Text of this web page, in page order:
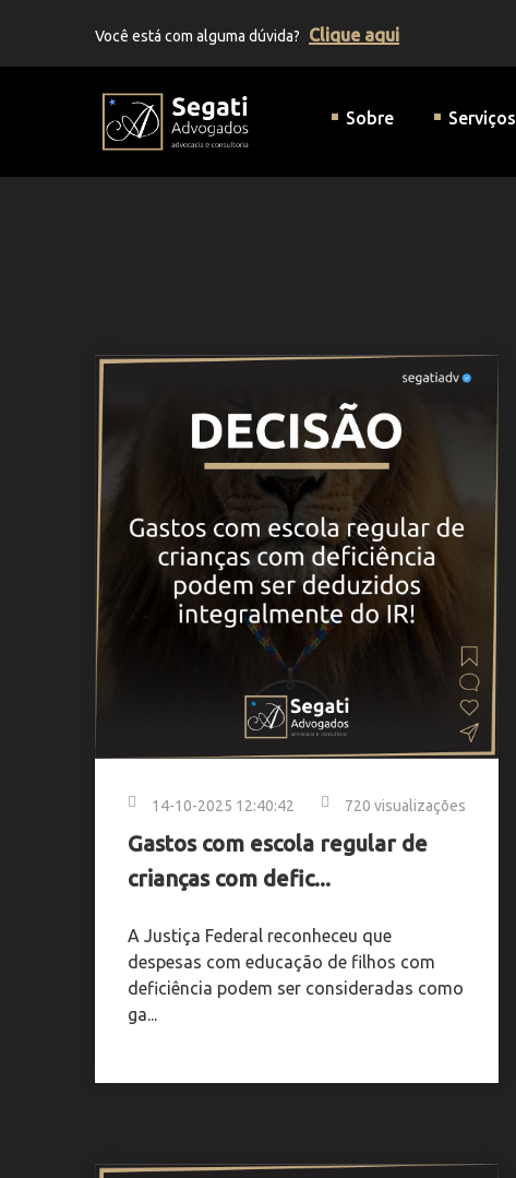
Você está com alguma dúvida? Clique aqui
Sobre
Serviços
14-10-2025 12:40:42 720 visualizações
Gastos com escola regular de
crianças com defic...
A Justiça Federal reconheceu que
despesas com educação de filhos com
deficiência podem ser consideradas como
ga...